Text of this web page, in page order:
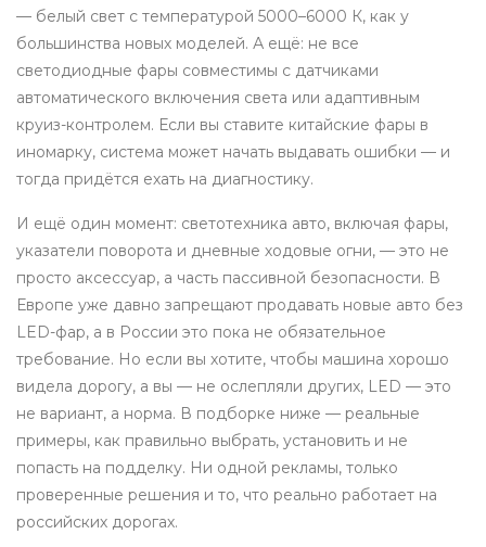
— белый свет с температурой 5000–6000 К, как у
большинства новых моделей. А ещё: не все
светодиодные фары совместимы с датчиками
автоматического включения света или адаптивным
круиз-контролем. Если вы ставите китайские фары в
иномарку, система может начать выдавать ошибки — и
тогда придётся ехать на диагностику.
И ещё один момент: светотехника авто, включая фары,
указатели поворота и дневные ходовые огни, — это не
просто аксессуар, а часть пассивной безопасности. В
Европе уже давно запрещают продавать новые авто без
LED-фар, а в России это пока не обязательное
требование. Но если вы хотите, чтобы машина хорошо
видела дорогу, а вы — не ослепляли других, LED — это
не вариант, а норма. В подборке ниже — реальные
примеры, как правильно выбрать, установить и не
попасть на подделку. Ни одной рекламы, только
проверенные решения и то, что реально работает на
российских дорогах.